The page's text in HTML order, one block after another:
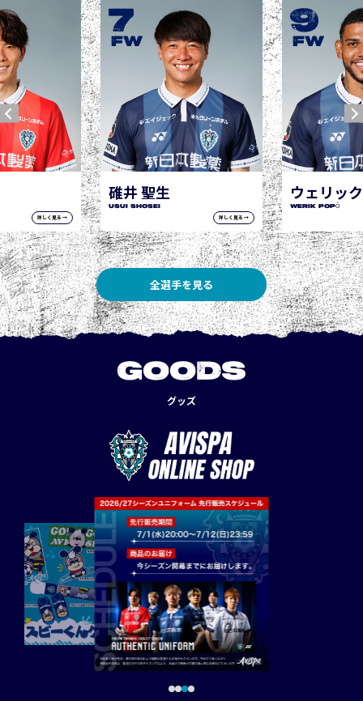
詳しく見る →
ウェリック ポポ
WERIK POPÓ
詳しく見る →
9
FW
城後 寿
JOGO Hisashi
10
FW
全選手を見る
GOODS
グッズ